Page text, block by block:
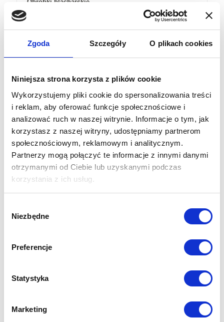
Zgoda Szczegóły O plikach cookies
Niniejsza strona korzysta z plików cookie
Wykorzystujemy pliki cookie do spersonalizowania treści
i reklam, aby oferować funkcje społecznościowe i
analizować ruch w naszej witrynie. Informacje o tym, jak
korzystasz z naszej witryny, udostępniamy partnerom
społecznościowym, reklamowym i analitycznym.
Partnerzy mogą połączyć te informacje z innymi danymi
otrzymanymi od Ciebie lub uzyskanymi podczas
korzystania z ich usług.
zgody
Niezbędne
Preferencje
Statystyka
Marketing
Obróbki blacharskie
: panel termoizolacyjny tynkowany
zewnętrznie 50 mm; od środka: blacha powlekana 0,5
zewnętrzny akrylowy
wywiewna, cztery kratki 14×14 cm w ścianach garażu
Stolarka okienna: okna plastikowe z szybą zespoloną
podwójną
Stolarka drzwiowa: drzwi stalowe, ocynkowane o
poszyciu trapezowym T7 powlekane lakierem
poliestrowym w kolorze/aluminiowe z poszyciem panelu
termoizolacyjnego z pianką poliuretanową z
przetłoczeniem wg bramy garażowej
Brama : brama ocieplana, segmentowa WIŚNIEWSKI,
kolor do wyboru wg katalogu
Automatyka
projektu